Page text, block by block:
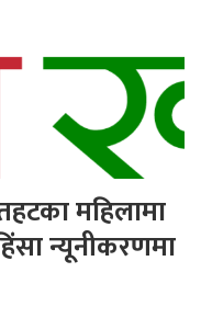
महिलामा
न्यूनीकरणमा